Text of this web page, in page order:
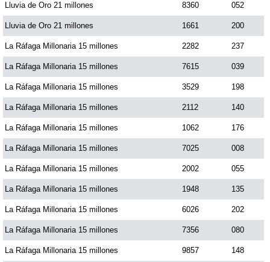
Lluvia de Oro 21 millones 8360 052
Lluvia de Oro 21 millones 1661 200
La Ráfaga Millonaria 15 millones 2282 237
La Ráfaga Millonaria 15 millones 7615 039
La Ráfaga Millonaria 15 millones 3529 198
La Ráfaga Millonaria 15 millones 2112 140
La Ráfaga Millonaria 15 millones 1062 176
La Ráfaga Millonaria 15 millones 7025 008
La Ráfaga Millonaria 15 millones 2002 055
La Ráfaga Millonaria 15 millones 1948 135
La Ráfaga Millonaria 15 millones 6026 202
La Ráfaga Millonaria 15 millones 7356 080
La Ráfaga Millonaria 15 millones 9857 148